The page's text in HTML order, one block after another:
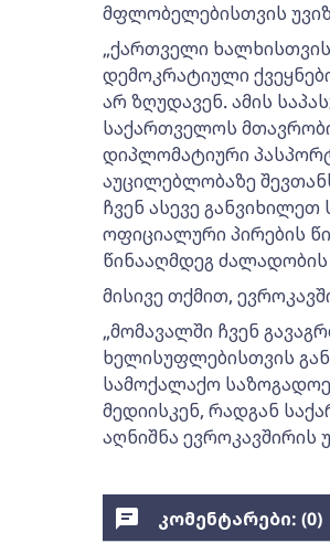
მფლობელებისთვის
„ქართველი
დემოკრატიული
არ ზღუდავენ. ამის
საქართველოს
დიპლომატიური
აუცილებლობაზე
ჩვენ ასევე განვიხილეთ
ოფიციალური პირების
წინააღმდეგ ძალადობის
მისივე თქმით,
„მომავალში ჩვენ
ხელისუფლებისთვის
სამოქალაქო
მედიისკენ, რადგან
აღნიშნა
კომენტარები: (0)